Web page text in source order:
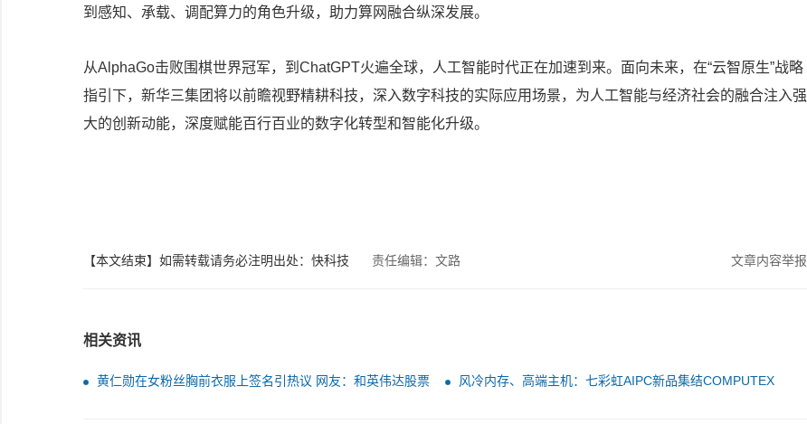
到感知、承载、调配算力的角色升级，助力算网融合纵深发展。
从AlphaGo击败围棋世界冠军，到ChatGPT火遍全球，人工智能时代正在加速到来。面向未来，在“云智原生”战略
指引下，新华三集团将以前瞻视野精耕科技，深入数字科技的实际应用场景，为人工智能与经济社会的融合注入强
大的创新动能，深度赋能百行百业的数字化转型和智能化升级。
【本文结束】如需转载请务必注明出处：快科技 责任编辑：文路 文章内容举报
相关资讯
黄仁勋在女粉丝胸前衣服上签名引热议 网友：和英伟达股票
风冷内存、高端主机：七彩虹AIPC新品集结COMPUTEX